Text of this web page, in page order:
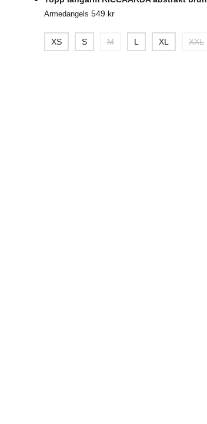
Armedangels 549 kr
XS S M L XL XXL